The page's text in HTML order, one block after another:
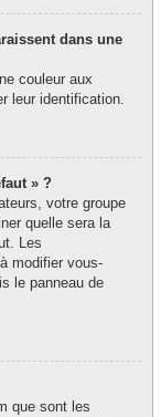
dans une
couleur aux
leur identification.
» ?
votre groupe
quelle sera la
Les
modifier vous-
le panneau de
que sont les